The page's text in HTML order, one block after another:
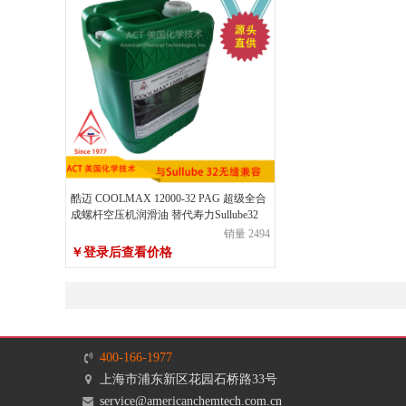
酷迈 COOLMAX 12000-32 PAG 超级全合
成螺杆空压机润滑油 替代寿力Sullube32
销量 2494
￥登录后查看价格
400-166-1977
上海市浦东新区花园石桥路33号
service@americanchemtech.com.cn